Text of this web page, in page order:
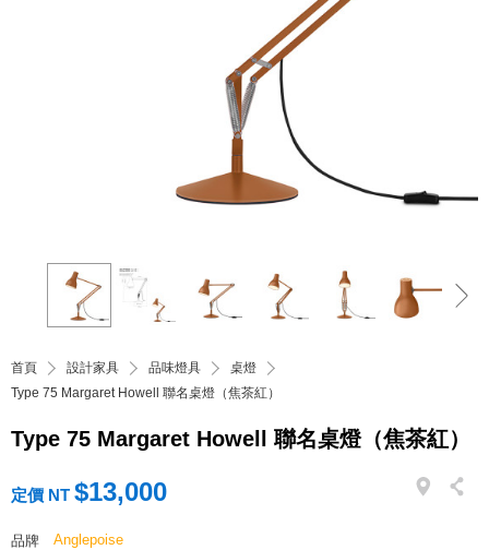
首頁 設計家具 品味燈具
桌燈
Type 75 Margaret Howell 聯名桌燈（焦茶紅）
Type 75 Margaret Howell 聯名桌燈（焦茶紅）
定價 NT $13,000
品牌
Anglepoise